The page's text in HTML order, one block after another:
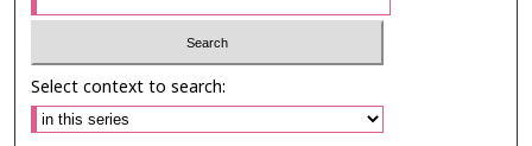
Select context to search: